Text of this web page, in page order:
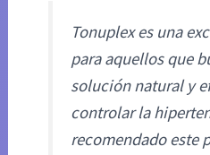
Tonuplex es una
para aquellos que
solución natural y
controlar la
recomendado este